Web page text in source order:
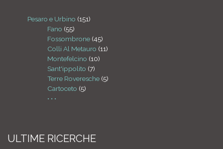
Pesaro e Urbino (151)
Fano (55)
Fossombrone (45)
Colli Al Metauro (11)
Montefelcino (10)
Sant'ippolito (7)
Terre Roveresche (5)
Cartoceto (5)
• • •
ULTIME RICERCHE